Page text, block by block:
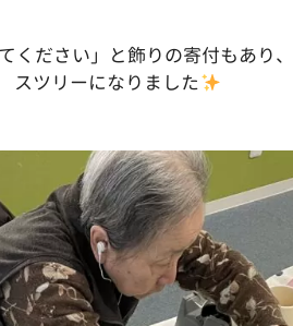
ください」と飾りの寄付もあり
スツリーになりました